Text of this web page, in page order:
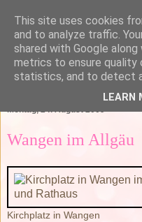
Montag, 24. August 2009
Wangen im Allgäu
Kirchplatz in Wangen
This site uses cookies
and to analyze traffic.
shared with Google
metrics to ensure quality
statistics, and to detect
LEARN